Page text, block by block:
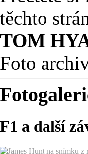
těchto
TOM
Foto
F1 a další